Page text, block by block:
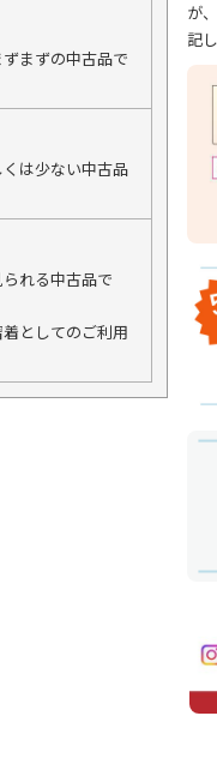
まずの中古品で
は少ない中古品
れる中古品で
としてのご利用
が
記